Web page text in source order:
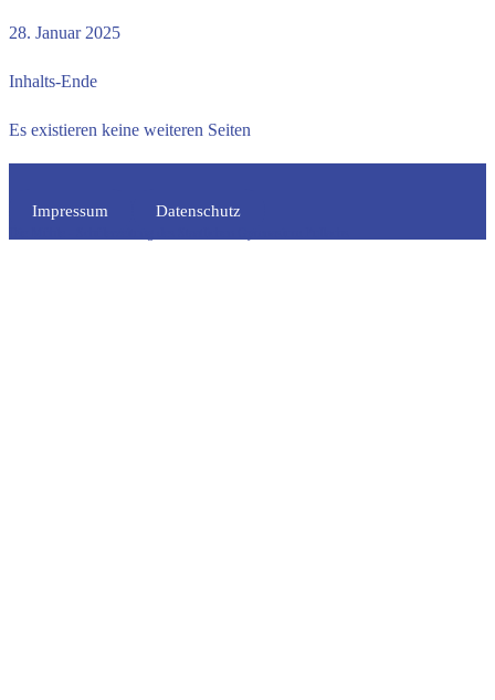
28. Januar 2025
Inhalts-Ende
Es existieren keine weiteren Seiten
Impressum Datenschutz